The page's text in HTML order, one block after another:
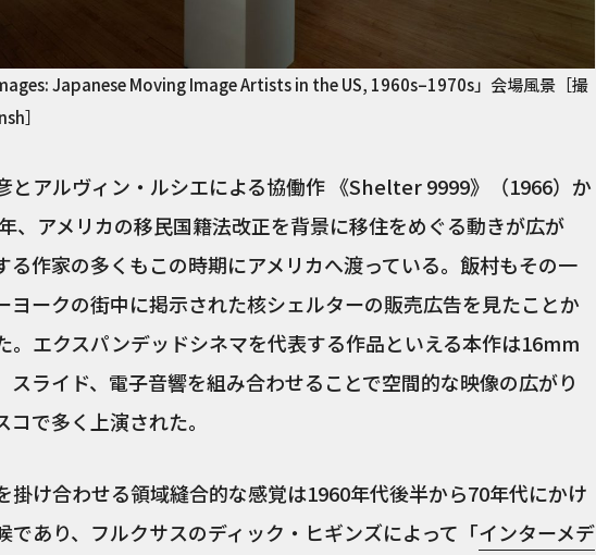
Japanese Moving Image Artists in the US, 1960s–1970s」会場風景［撮
］
とアルヴィン・ルシエによる協働作 《Shelter 9999》（1966）か
、アメリカの移民国籍法改正を背景に移住をめぐる動きが広が
る作家の多くもこの時期にアメリカへ渡っている。飯村もその一
ヨークの街中に掲示された核シェルターの販売広告を見たことか
。エクスパンデッドシネマを代表する作品といえる本作は16mm
スライド、電子音響を組み合わせることで空間的な映像の広がり
で多く上演された。
掛け合わせる領域縫合的な感覚は1960年代後半から70年代にかけ
であり、フルクサスのディック・ヒギンズによって「インターメデ